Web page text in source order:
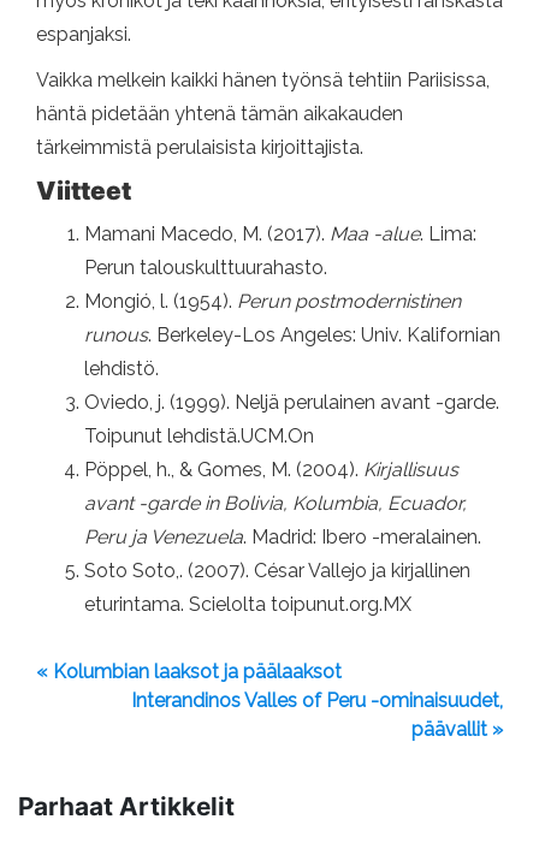
espanjaksi.
Vaikka melkein kaikki hänen työnsä tehtiin Pariisissa,
häntä pidetään yhtenä tämän aikakauden
tärkeimmistä perulaisista kirjoittajista.
Viitteet
Mamani Macedo, M. (2017). Maa -alue. Lima:
Perun talouskulttuurahasto.
Mongió, l. (1954). Perun postmodernistinen
runous. Berkeley-Los Angeles: Univ. Kalifornian
lehdistö.
Oviedo, j. (1999). Neljä perulainen avant -garde.
Toipunut lehdistä.UCM.On
Pöppel, h., & Gomes, M. (2004). Kirjallisuus
avant -garde in Bolivia, Kolumbia, Ecuador,
Peru ja Venezuela. Madrid: Ibero -meralainen.
Soto Soto,. (2007). César Vallejo ja kirjallinen
eturintama. Scielolta toipunut.org.MX
« Kolumbian laaksot ja päälaaksot
Interandinos Valles of Peru -ominaisuudet,
päävallit »
Parhaat Artikkelit